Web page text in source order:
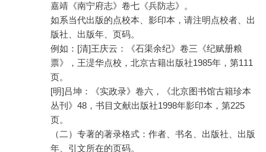
嘉靖《南宁府志》卷七《兵防志》。
如系当代出版的点校本、影印本，请注明点校者、出
版社、出版年、页码。
例如：[清]王庆云：《石渠余纪》卷三《纪赋册粮
票》，王湜华点校，北京古籍出版社1985年，第111
页。
[明]吕坤：《实政录》卷六，《北京图书馆古籍珍本
丛刊》48，书目文献出版社1998年影印本，第225
页。
（二）专著的著录格式：作者、书名、出版社、出版
年、引文所在的页码。